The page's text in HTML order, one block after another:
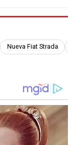
Nueva Fiat Strada